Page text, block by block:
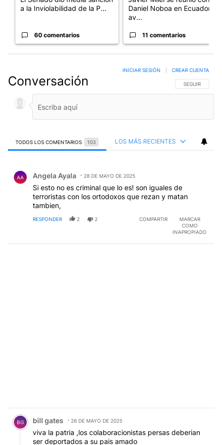
a la Inviolabilidad de la P...
60 comentarios
Daniel Noboa en Ecuador y
av...
11 comentarios
Conversación SIGA ESTA
SEGUIR
INICIAR SESIÓN CREAR CUENTA
TODOS LOS COMENTARIOS 103 LOS MÁS RECIENTES
AA Angela Ayala 28 DE MAYO DE 2025
Si esto no es criminal que lo es! son iguales de
terroristas con los ortodoxos que rezan y matan
tambien,
RESPONDER 2 2 COMPARTIR
MARCAR
COMO
INAPROPIADO
Comentario de bill gates.
BG bill gates 26 DE MAYO DE 2025
viva la patria ,los colaboracionistas persas deberian
ser deportados a su pais amado